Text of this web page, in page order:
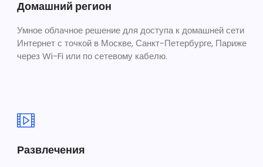
Домашний регион
Умное облачное решение для доступа к домашней сети
Интернет с точкой в Москве, Санкт-Петербурге, Париже
через Wi-Fi или по сетевому кабелю.
Развлечения